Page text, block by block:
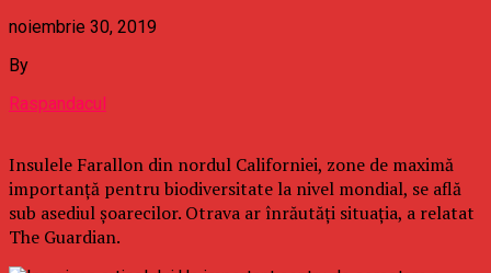
noiembrie 30, 2019
By
Raspandacul
Insulele Farallon din nordul Californiei, zone de maximă
importanţă pentru biodiversitate la nivel mondial, se află
sub asediul şoarecilor. Otrava ar înrăutăţi situaţia, a relatat
The Guardian.